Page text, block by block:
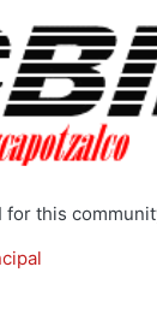
for this